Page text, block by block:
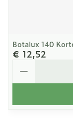
Botalux 140
€ 12,52